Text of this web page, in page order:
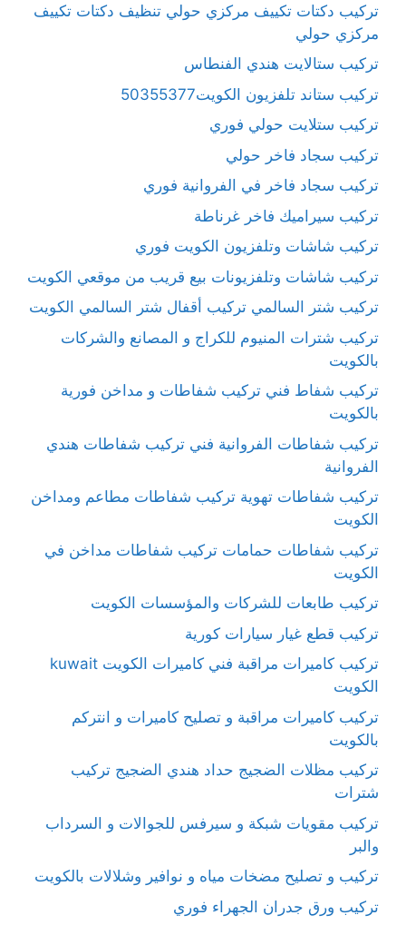
تركيب دكتات تكييف مركزي حولي تنظيف دكتات تكييف
مركزي حولي
تركيب ستالايت هندي الفنطاس
تركيب ستاند تلفزيون الكويت50355377
تركيب ستلايت حولي فوري
تركيب سجاد فاخر حولي
تركيب سجاد فاخر في الفروانية فوري
تركيب سيراميك فاخر غرناطة
تركيب شاشات وتلفزيون الكويت فوري
تركيب شاشات وتلفزيونات بيع قريب من موقعي الكويت
تركيب شتر السالمي تركيب أقفال شتر السالمي الكويت
تركيب شترات المنيوم للكراج و المصانع والشركات
بالكويت
تركيب شفاط فني تركيب شفاطات و مداخن فورية
بالكويت
تركيب شفاطات الفروانية فني تركيب شفاطات هندي
الفروانية
تركيب شفاطات تهوية تركيب شفاطات مطاعم ومداخن
الكويت
تركيب شفاطات حمامات تركيب شفاطات مداخن في
الكويت
تركيب طابعات للشركات والمؤسسات الكويت
تركيب قطع غيار سيارات كورية
تركيب كاميرات مراقبة فني كاميرات الكويت kuwait
الكويت
تركيب كاميرات مراقبة و تصليح كاميرات و انتركم
بالكويت
تركيب مظلات الضجيج حداد هندي الضجيج تركيب
شترات
تركيب مقويات شبكة و سيرفس للجوالات و السرداب
والبر
تركيب و تصليح مضخات مياه و نوافير وشلالات بالكويت
تركيب ورق جدران الجهراء فوري